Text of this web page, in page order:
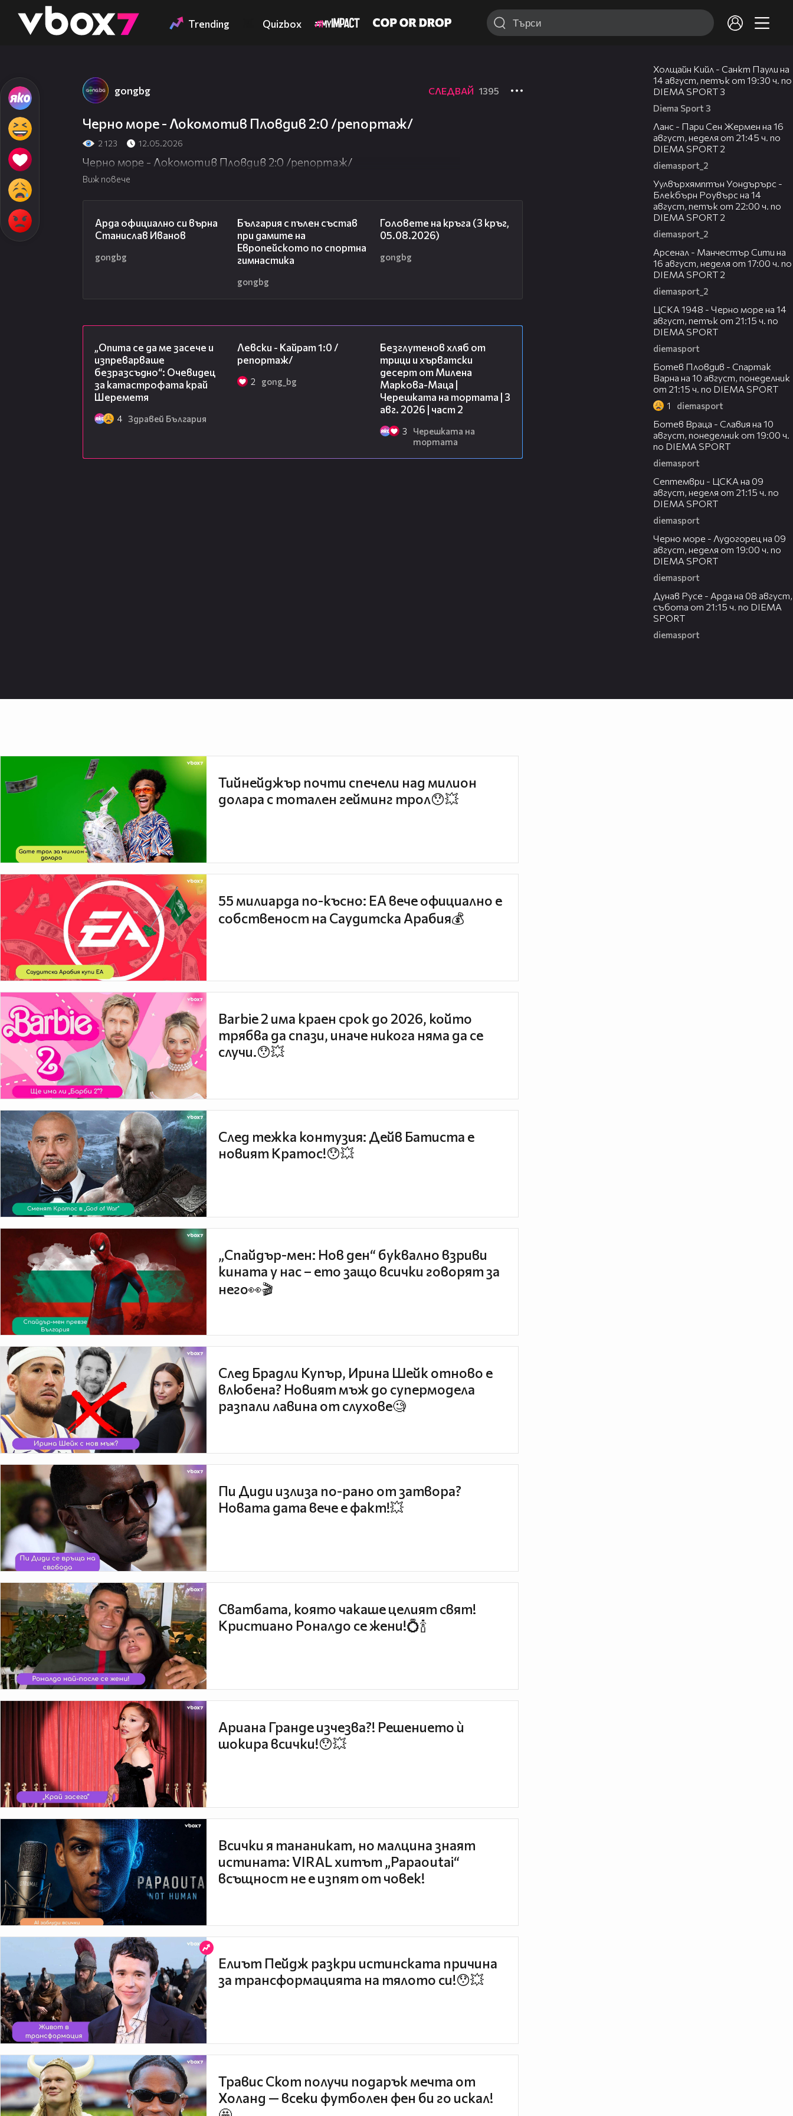
👾 Trending Quizbox
gongbg СЛЕДВАЙ 1395
Черно море - Локомотив Пловдив 2:0 /репортаж/
2 123 12.05.2026
Черно море - Локомотив Пловдив 2:0 /репортаж/
Виж повече
Арда официално си върна
Станислав Иванов
gongbg
България с пълен състав
при дамите на
Европейското по спортна
гимнастика
gongbg
Головете на кръга (3 кръг,
05.08.2026)
gongbg
„Опита се да ме засече и
изпреварваше
безразсъдно“: Очевидец
за катастрофата край
Шереметя
4 Здравей България
Левски - Кайрат 1:0 /
репортаж/
2 gong_bg
Безглутенов хляб от
трици и хърватски
десерт от Милена
Маркова-Маца |
Черешката на тортата | 3
авг. 2026 | част 2
3
Черешката на
тортата
Холщайн Кийл - Санкт Паули на
14 август, петък от 19:30 ч. по
DIEMA SPORT 3
Diema Sport 3
Ланс - Пари Сен Жермен на 16
август, неделя от 21:45 ч. по
DIEMA SPORT 2
diemasport_2
Уулвърхямптън Уондърърс -
Блекбърн Роувърс на 14
август, петък от 22:00 ч. по
DIEMA SPORT 2
diemasport_2
Арсенал - Манчестър Сити на
16 август, неделя от 17:00 ч. по
DIEMA SPORT 2
diemasport_2
ЦСКА 1948 - Черно море на 14
август, петък от 21:15 ч. по
DIEMA SPORT
diemasport
Ботев Пловдив - Спартак
Варна на 10 август, понеделник
от 21:15 ч. по DIEMA SPORT
1 diemasport
Ботев Враца - Славия на 10
август, понеделник от 19:00 ч.
по DIEMA SPORT
diemasport
Септември - ЦСКА на 09
август, неделя от 21:15 ч. по
DIEMA SPORT
diemasport
Черно море - Лудогорец на 09
август, неделя от 19:00 ч. по
DIEMA SPORT
diemasport
Дунав Русе - Арда на 08 август,
събота от 21:15 ч. по DIEMA
SPORT
diemasport
Тийнейджър почти спечели над милион
долара с тотален гейминг трол😯💥
55 милиарда по-късно: EA вече официално е
собственост на Саудитска Арабия💰
Barbie 2 има краен срок до 2026, който
трябва да спази, иначе никога няма да се
случи.😯💥
След тежка контузия: Дейв Батиста е
новият Кратос!😯💥
„Спайдър-мен: Нов ден“ буквално взриви
кината у нас – ето защо всички говорят за
него👀🎬
След Брадли Купър, Ирина Шейк отново е
влюбена? Новият мъж до супермодела
разпали лавина от слухове🧐
Пи Диди излиза по-рано от затвора?
Новата дата вече е факт!💥
Сватбата, която чакаше целият свят!
Кристиано Роналдо се жени!💍🍾
Ариана Гранде изчезва?! Решението ѝ
шокира всички!😯💥
Всички я тананикат, но малцина знаят
истината: VIRAL хитът „Papaoutai“
всъщност не е изпят от човек!
Елиът Пейдж разкри истинската причина
за трансформацията на тялото си!😯💥
Травис Скот получи подарък мечта от
Холанд — всеки футболен фен би го искал!